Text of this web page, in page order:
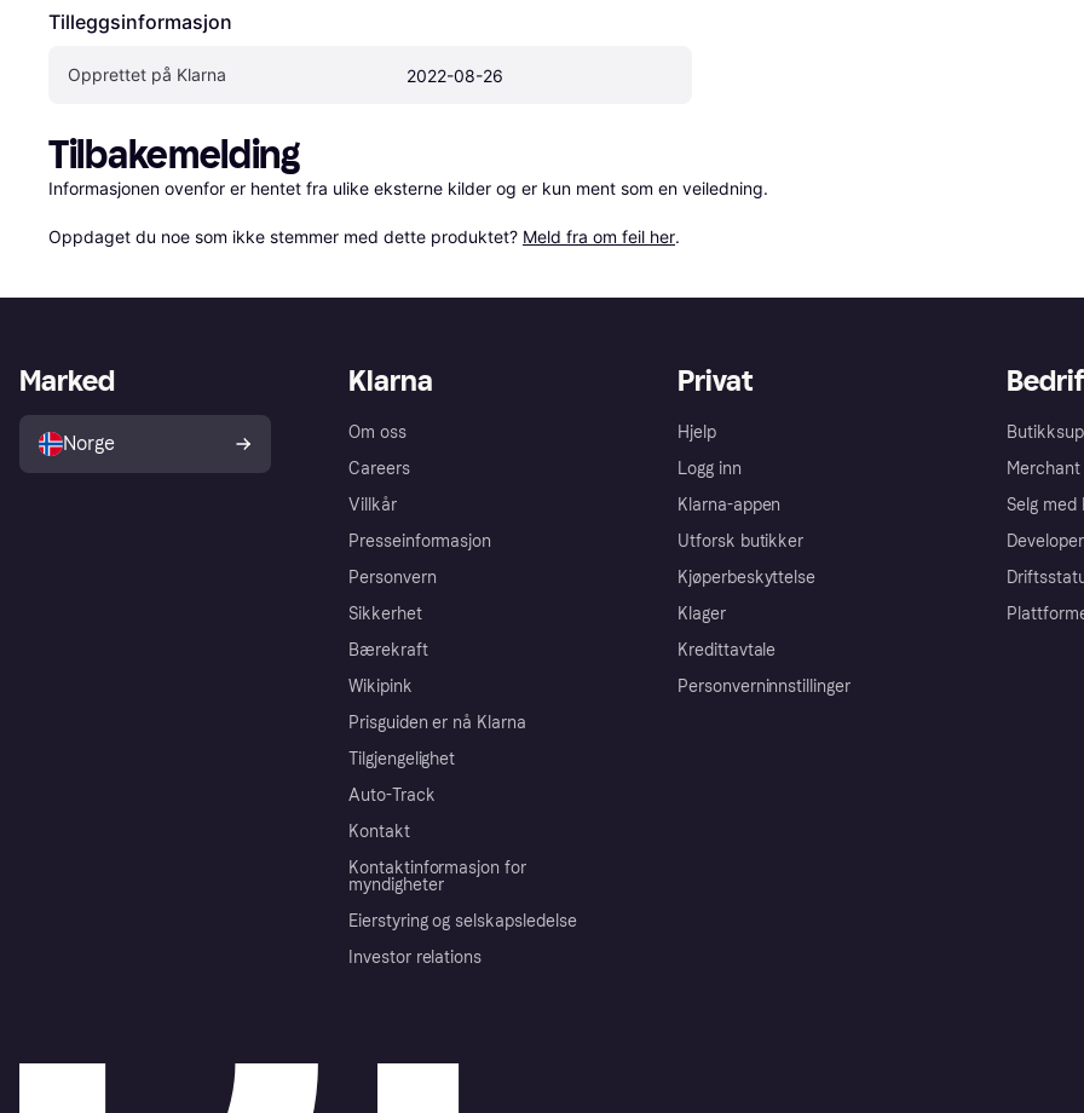
Tilleggsinformasjon
Opprettet på Klarna 2022-08-26
Tilbakemelding
Informasjonen ovenfor er hentet fra ulike eksterne kilder og er kun ment som en veiledning.
Oppdaget du noe som ikke stemmer med dette produktet? Meld fra om feil her.
Klarna
Om oss
Careers
Villkår
Presseinformasjon
Personvern
Sikkerhet
Bærekraft
Wikipink
Prisguiden er nå Klarna
Tilgjengelighet
Auto-Track
Kontakt
Kontaktinformasjon for
myndigheter
Eierstyring og selskapsledelse
Investor relations
Privat
Hjelp
Logg inn
Klarna-appen
Utforsk butikker
Kjøperbeskyttelse
Klager
Kredittavtale
Personverninnstillinger
Merchant
Selg med
Marked
Norge